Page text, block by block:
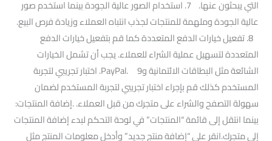
التي يبحثون عنها. 7. استخدام الصور عالية الجودة بينما استخدم صور
عالية الجودة وملهمة للمنتجات لجذب انتباه العملاء وزيادة فرص البيع.
8. تفعيل خيارات الدفع المتعددة كما قم بتفعيل خيارات الدفع
المتعددة لتسهيل عملية الشراء للعملاء. يجب أن تشمل الخيارات
الشائعة مثل البطاقات الائتمانية وPayPal. 9. اختبار تجريبي لتجربة
المستخدم كذلك قم بإجراء اختبار تجريبي لتجربة المستخدم لضمان
سهولة التصفح والشراء على متجرك من قبل العملاء. .إضافة المنتجات:
بينما انتقل إلى قائمة “المنتجات” في لوحة التحكم لبدء إضافة المنتجات
إلى متجرك.انقر على “إضافة منتج جديد” وأدخل معلومات المنتج مثل